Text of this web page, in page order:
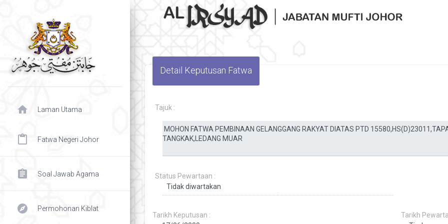
home Laman Utama
content_paste Fatwa Negeri Johor
assignment Soal Jawab Agama
explore Permohonan Kiblat
Detail Keputusan Fatwa
Tajuk :
Status Pewartaan :
Tarikh Keputusan : Tarikh